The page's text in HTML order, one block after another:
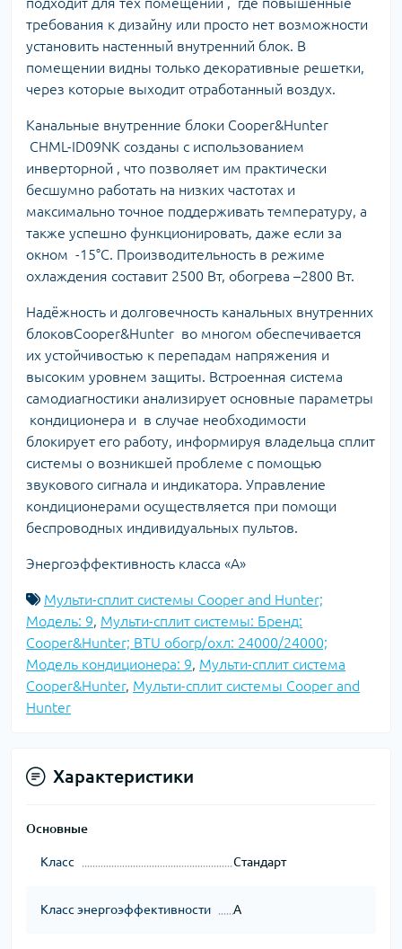
требования к дизайну или просто нет возможности
установить настенный внутренний блок. В
помещении видны только декоративные решетки,
через которые выходит отработанный воздух.
Канальные внутренние блоки Cooper&Hunter
CHML-ID09NK созданы с использованием
инверторной , что позволяет им практически
бесшумно работать на низких частотах и
максимально точное поддерживать температуру, а
также успешно функционировать, даже если за
окном -15°С. Производительность в режиме
охлаждения составит 2500 Вт, обогрева –2800 Вт.
Надёжность и долговечность канальных внутренних
блоковCooper&Hunter во многом обеспечивается
их устойчивостью к перепадам напряжения и
высоким уровнем защиты. Встроенная система
самодиагностики анализирует основные параметры
кондиционера и в случае необходимости
блокирует его работу, информируя владельца сплит
системы о возникшей проблеме с помощью
звукового сигнала и индикатора. Управление
кондиционерами осуществляется при помощи
беспроводных индивидуальных пультов.
Энергоэффективность класса «А»
Мульти-сплит системы Cooper and Hunter;
Модель: 9 Мульти-сплит системы: Бренд:
Cooper&Hunter; BTU обогр/охл: 24000/24000;
Модель кондиционера: 9 Мульти-сплит система
Cooper&Hunter, Мульти-сплит системы Cooper and
Hunter
Характеристики
Основные
Класс Стандарт
Класс энергоэффективности A